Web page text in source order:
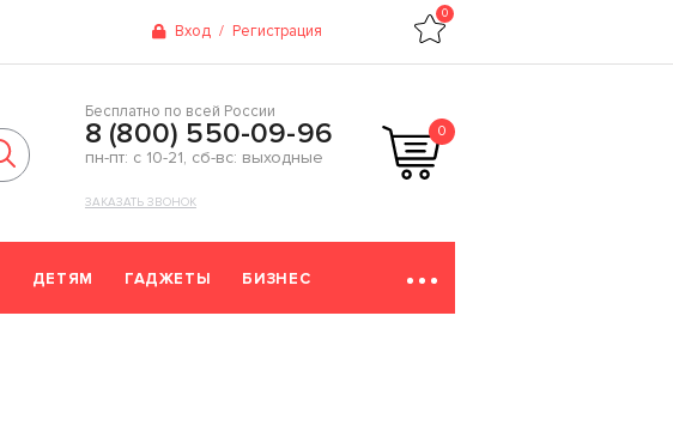
Вход / Регистрация
0
Бесплатно по всей России
8 (800) 550-09-96
пн-пт: с 10-21, сб-вс: выходные
ЗАКАЗАТЬ ЗВОНОК
0
ДЕТЯМ ГАДЖЕТЫ БИЗНЕС